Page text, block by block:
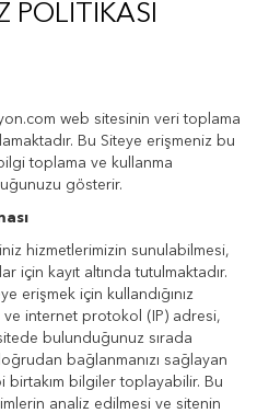
POLITIKASI
web sitesinin veri toplama
Bu Siteye erişmeniz bu
toplama ve kullanma
gösterir.
hizmetlerimizin sunulabilmesi,
için kayıt altında tutulmaktadır.
erişmek için kullandığınız
ve internet protokol (IP) adresi,
bulunduğunuz sırada
bağlanmanızı sağlayan
bilgiler toplayabilir. Bu
analiz edilmesi ve sitenin